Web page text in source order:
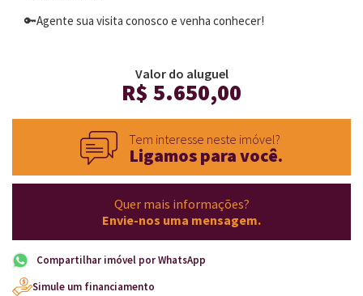
🔑Agente sua visita conosco e venha conhecer!
Valor do aluguel
R$ 5.650,00
Tem interesse neste imóvel?
Ligamos para você.
Quer mais informações?
Envie-nos uma mensagem.
Compartilhar imóvel por WhatsApp
Simule um financiamento